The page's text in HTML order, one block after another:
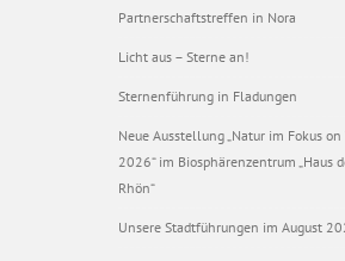
Partnerschaftstreffen in Nora
Licht aus – Sterne an!
Sternenführung in Fladungen
Neue Ausstellung „Natur im Fokus on
2026“ im Biosphärenzentrum „Haus
Rhön“
Unsere Stadtführungen im August